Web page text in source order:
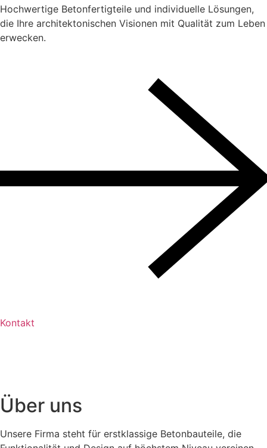
Hochwertige Betonfertigteile und individuelle Lösungen,
die Ihre architektonischen Visionen mit Qualität zum Leben
erwecken.
Kontakt
Über uns
Unsere Firma steht für erstklassige Betonbauteile, die